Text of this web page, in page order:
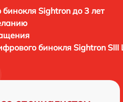
Sightron до 3 лет
бинокляSightron SIII